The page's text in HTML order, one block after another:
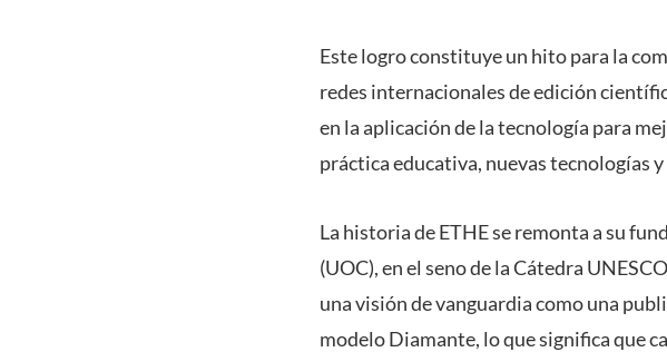
Este logro constituye un hito para la
redes internacionales de edición
en la aplicación de la tecnología para
práctica educativa, nuevas tecnologías
La historia de ETHE se remonta a su
(UOC), en el seno de la Cátedra
una visión de vanguardia como una
modelo Diamante, lo que significa que